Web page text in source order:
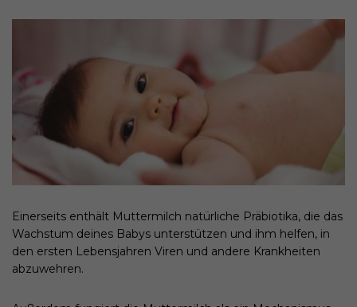
Einerseits enthält Muttermilch natürliche Präbiotika, die das
Wachstum deines Babys unterstützen und ihm helfen, in
den ersten Lebensjahren Viren und andere Krankheiten
abzuwehren.